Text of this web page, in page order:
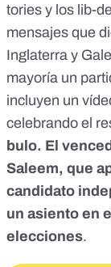
tories y los lib-
mensajes que
Inglaterra y
mayoría un
incluyen un
celebrando el
bulo. El
Saleem, que
candidato
un asiento en
elecciones.